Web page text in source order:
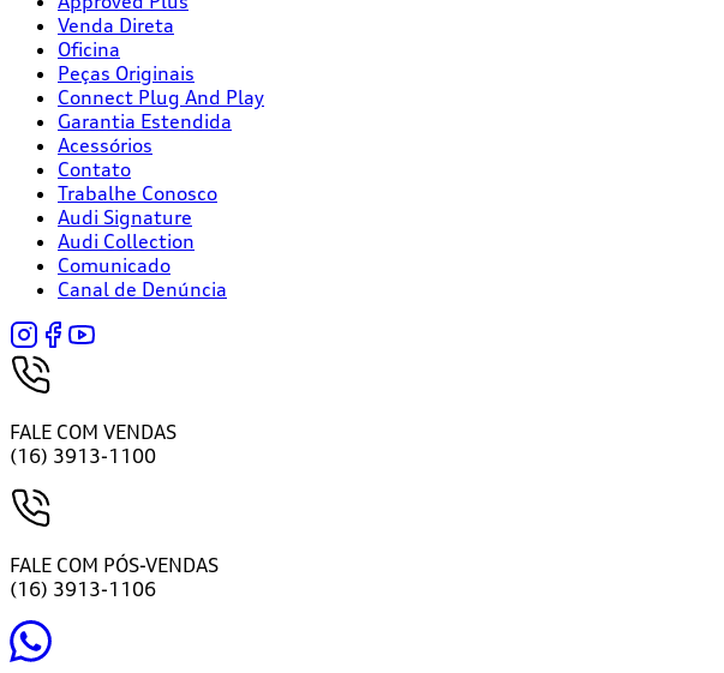
Venda Direta
Oficina
Peças Originais
Connect Plug And Play
Garantia Estendida
Acessórios
Contato
Trabalhe Conosco
Audi Signature
Audi Collection
Comunicado
Canal de Denúncia
FALE COM VENDAS
(16) 3913-1100
FALE COM PÓS-VENDAS
(16) 3913-1106